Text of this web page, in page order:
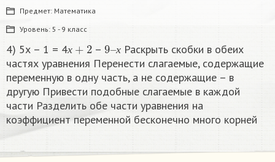
Предмет: Математика
Уровень: 5 - 9 класс
4) 5х – 1 = 4х – х
9
х
Раскрыть скобки в обеих
частях уравнения Перенести слагаемые, содержащие
переменную в одну часть, а не содержащие – в
другую Привести подобные слагаемые в каждой
части Разделить обе части уравнения на
коэффициент переменной бесконечно много корней​